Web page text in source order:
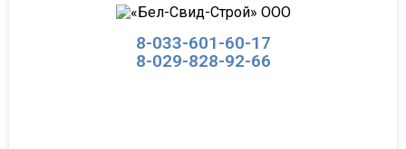
8-033-601-60-17
8-029-828-92-66